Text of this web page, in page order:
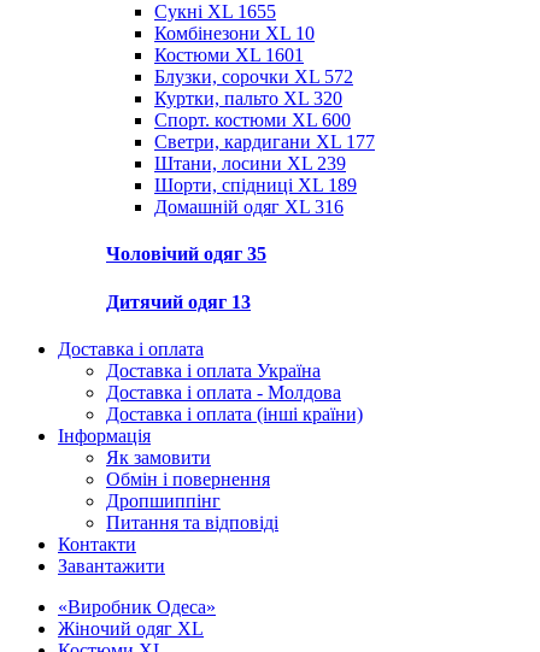
Cукні XL 1655
Комбінезони XL 10
Костюми XL 1601
Блузки, сорочки XL 572
Куртки, пальто XL 320
Спорт. костюми XL 600
Светри, кардигани XL 177
Штани, лосини XL 239
Шорти, спідниці XL 189
Домашній одяг XL 316
Чоловічий одяг 35
Дитячий одяг 13
Доставка і оплата
Доставка і оплата Україна
Доставка і оплата - Молдова
Доставка і оплата (інші країни)
Інформація
Як замовити
Обмін і повернення
Дропшиппінг
Питання та відповіді
Контакти
Завантажити
«Виробник Одеса»
Жіночий одяг XL